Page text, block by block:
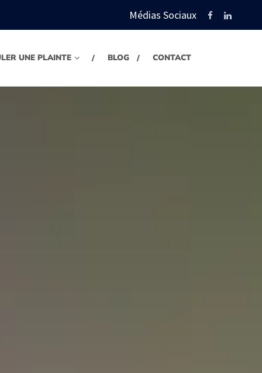
Médias Sociaux
UNE PLAINTE BLOG CONTACT